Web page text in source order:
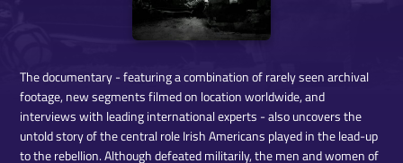
The documentary - featuring a combination of rarely seen archival
footage, new segments filmed on location worldwide, and
interviews with leading international experts - also uncovers the
untold story of the central role Irish Americans played in the lead-up
to the rebellion. Although defeated militarily, the men and women of